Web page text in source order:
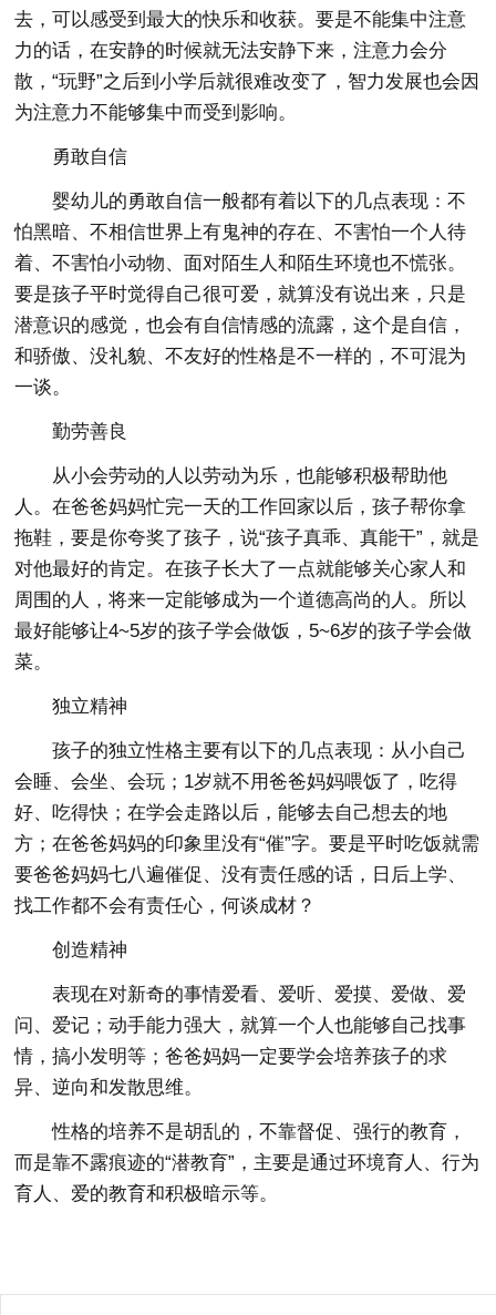
去，可以感受到最大的快乐和收获。要是不能集中注意
力的话，在安静的时候就无法安静下来，注意力会分
散，“玩野”之后到小学后就很难改变了，智力发展也会因
为注意力不能够集中而受到影响。
勇敢自信
婴幼儿的勇敢自信一般都有着以下的几点表现：不
怕黑暗、不相信世界上有鬼神的存在、不害怕一个人待
着、不害怕小动物、面对陌生人和陌生环境也不慌张。
要是孩子平时觉得自己很可爱，就算没有说出来，只是
潜意识的感觉，也会有自信情感的流露，这个是自信，
和骄傲、没礼貌、不友好的性格是不一样的，不可混为
一谈。
勤劳善良
从小会劳动的人以劳动为乐，也能够积极帮助他
人。在爸爸妈妈忙完一天的工作回家以后，孩子帮你拿
拖鞋，要是你夸奖了孩子，说“孩子真乖、真能干”，就是
对他最好的肯定。在孩子长大了一点就能够关心家人和
周围的人，将来一定能够成为一个道德高尚的人。所以
最好能够让4~5岁的孩子学会做饭，5~6岁的孩子学会做
菜。
独立精神
孩子的独立性格主要有以下的几点表现：从小自己
会睡、会坐、会玩；1岁就不用爸爸妈妈喂饭了，吃得
好、吃得快；在学会走路以后，能够去自己想去的地
方；在爸爸妈妈的印象里没有“催”字。要是平时吃饭就需
要爸爸妈妈七八遍催促、没有责任感的话，日后上学、
找工作都不会有责任心，何谈成材？
创造精神
表现在对新奇的事情爱看、爱听、爱摸、爱做、爱
问、爱记；动手能力强大，就算一个人也能够自己找事
情，搞小发明等；爸爸妈妈一定要学会培养孩子的求
异、逆向和发散思维。
性格的培养不是胡乱的，不靠督促、强行的教育，
而是靠不露痕迹的“潜教育”，主要是通过环境育人、行为
育人、爱的教育和积极暗示等。